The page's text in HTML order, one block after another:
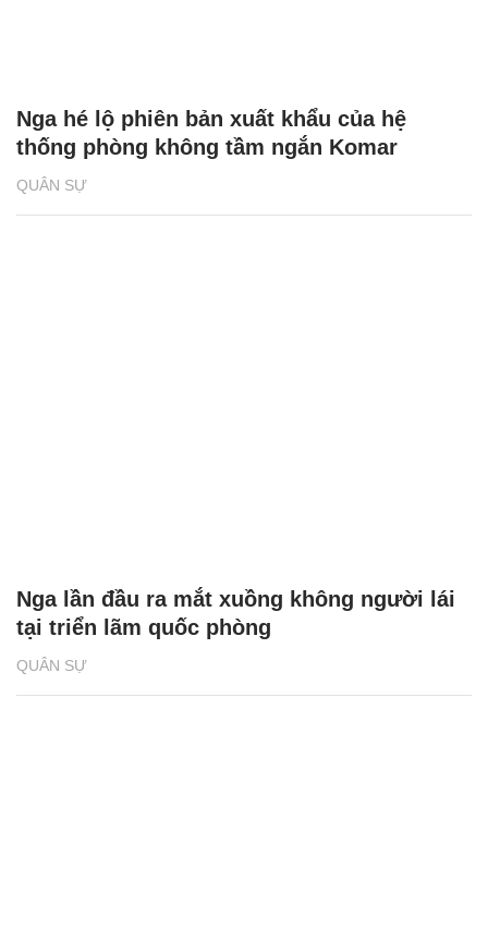
QUÂN SỰ
Nga hé lộ phiên bản xuất khẩu của hệ
thống phòng không tầm ngắn Komar
QUÂN SỰ
Nga lần đầu ra mắt xuồng không người lái
tại triển lãm quốc phòng